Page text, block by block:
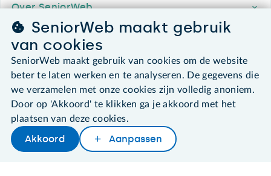
Over SeniorWeb
SeniorWeb.
De computerhulp voor u.
030 - 276 99 65
leden@seniorweb.nl
SeniorWeb maakt gebruik
van cookies
SeniorWeb maakt gebruik van cookies om de website
beter te laten werken en te analyseren. De gegevens die
we verzamelen met onze cookies zijn volledig anoniem.
Door op 'Akkoord' te klikken ga je akkoord met het
plaatsen van deze cookies.
Akkoord Aanpassen